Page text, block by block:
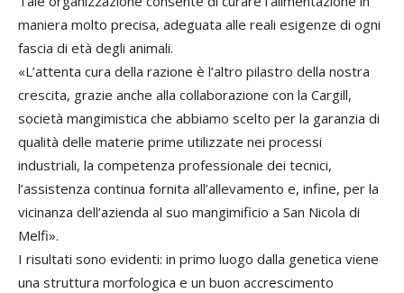
maniera molto precisa, adeguata alle reali esigenze di ogni
fascia di età degli animali.
«L’attenta cura della razione è l’altro pilastro della nostra
crescita, grazie anche alla collaborazione con la Cargill,
società mangimistica che abbiamo scelto per la garanzia di
qualità delle materie prime utilizzate nei processi
industriali, la competenza professionale dei tecnici,
l’assistenza continua fornita all’allevamento e, infine, per la
vicinanza dell’azienda al suo mangimificio a San Nicola di
Melfi».
I risultati sono evidenti: in primo luogo dalla genetica viene
una struttura morfologica e un buon accrescimento